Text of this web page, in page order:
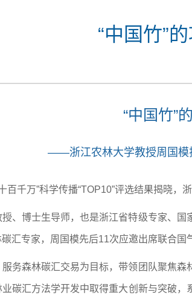
“中国竹”
“中国竹”
——浙江农林大学教授周国模
百千万”科学传播“TOP10”评选结果揭晓
、博士生导师，也是浙江省特级专家、
汇专家，周国模先后11次应邀出席联合国
务森林碳汇交易为目标，带领团队聚焦
碳汇方法学开发中取得重大创新与突破